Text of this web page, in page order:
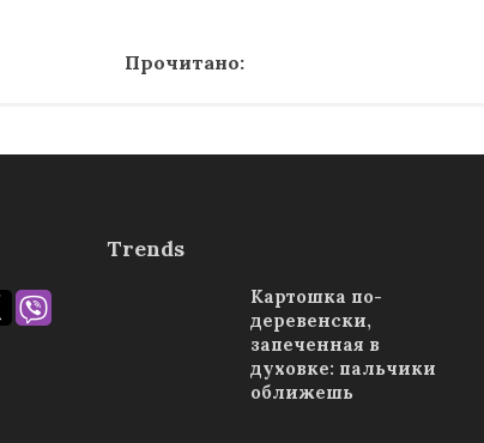
Прочитано:
Trends
Картошка по-
деревенски,
запеченная в
духовке: пальчики
оближешь